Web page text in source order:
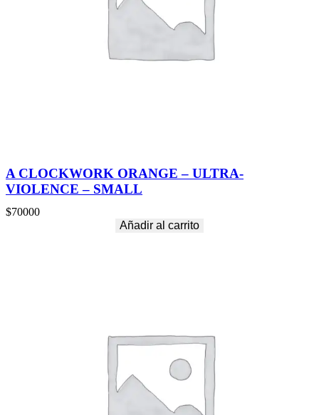
A CLOCKWORK ORANGE – ULTRA-
VIOLENCE – SMALL
$70000
Añadir al carrito